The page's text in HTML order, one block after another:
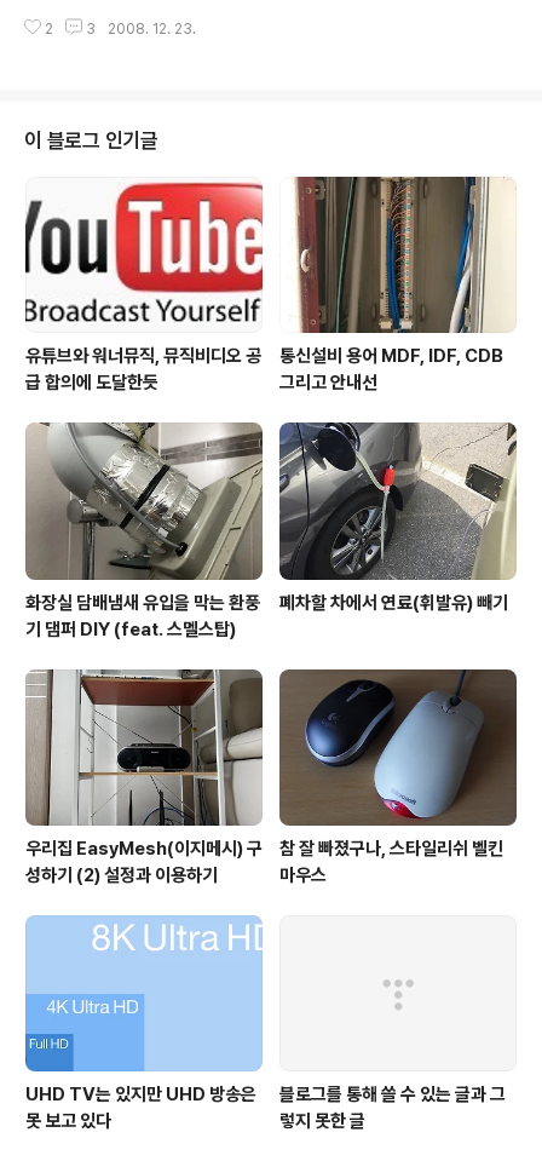
계상 부담으로 작용하고 있다. 대당..
는다고 알려져 있다. 또 지난 여름 호주 시드니에서 열린 W
칸의 로마교황청은 이탈리아의 파올로 파드리니 신부와 웹
디자이너가 만든 iPhone용 기도서를 적극 권장하고 나섰
다. 이탈리아어, 영어, 스페인어, 프랑스어, 라틴어 등의 다
양한 언어로 만들어진 기도서를 iPhone(iPod Touch)용
으로 만들어 App Store에 등록시켰다. 포르투갈어와 독
2 3 2008. 12. 23.
이 블로그 인기글
유튜브와 워너뮤직, 뮤직비디오 공
급 합의에 도달한듯
통신설비 용어 MDF, IDF, CDB
그리고 안내선
화장실 담배냄새 유입을 막는 환풍
기 댐퍼 DIY (feat. 스멜스탑)
폐차할 차에서 연료(휘발유) 빼기
우리집 EasyMesh(이지메시) 구
성하기 (2) 설정과 이용하기
참 잘 빠졌구나, 스타일리쉬 벨킨
마우스
UHD TV는 있지만 UHD 방송은
못 보고 있다
블로그를 통해 쓸 수 있는 글과 그
렇지 못한 글